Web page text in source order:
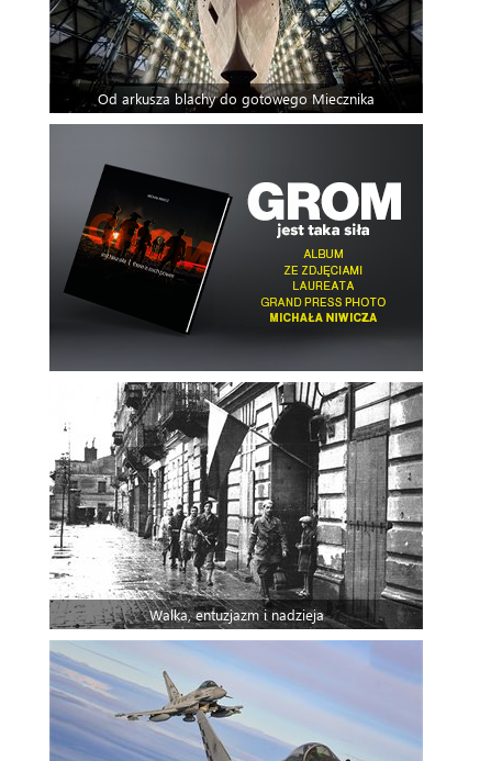
Od arkusza blachy do gotowego Miecznika
Walka, entuzjazm i nadzieja